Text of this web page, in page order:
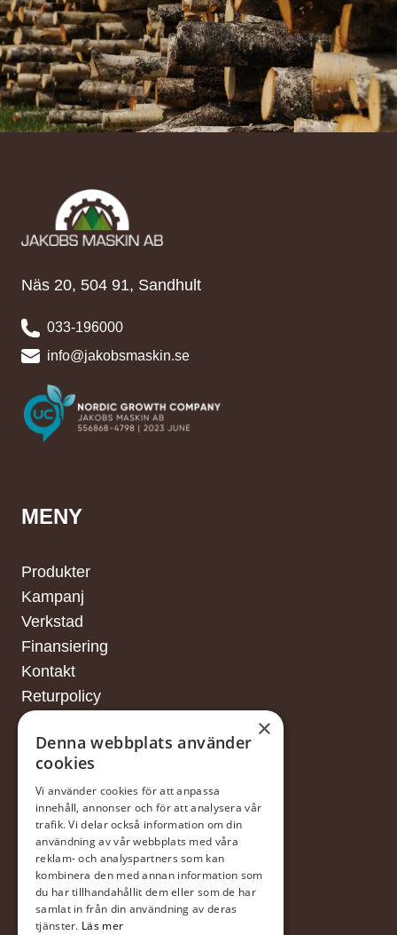
Näs 20, 504 91, Sandhult
033-196000
info@jakobsmaskin.se
MENY
Produkter
Kampanj
Verkstad
Finansiering
Kontakt
Returpolicy
Försäljningsvillkor
I samarbete med DNB
×
Denna webbplats använder
cookies
Vi använder cookies för att anpassa
innehåll, annonser och för att analysera vår
trafik. Vi delar också information om din
användning av vår webbplats med våra
reklam- och analyspartners som kan
kombinera den med annan information som
du har tillhandahållit dem eller som de har
samlat in från din användning av deras
tjänster. Läs mer